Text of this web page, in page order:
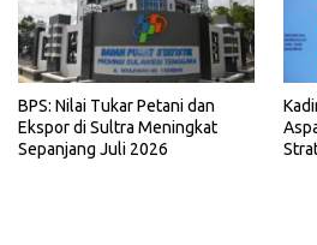
BPS: Nilai Tukar Petani dan
Ekspor di Sultra Meningkat
Sepanjang Juli 2026